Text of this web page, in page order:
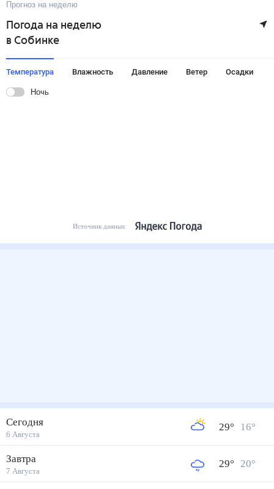
Прогноз на неделю
Погода на неделю
в Собинке
Температура Влажность Давление Ветер Осадки
Ночь
Источник данных
Сегодня
6 Августа
29° 16°
Завтра
7 Августа
29° 20°